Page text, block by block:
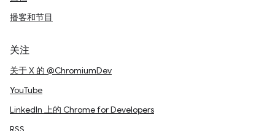
播客和节目
关注
关于 X 的 @ChromiumDev
YouTube
LinkedIn 上的 Chrome for Developers